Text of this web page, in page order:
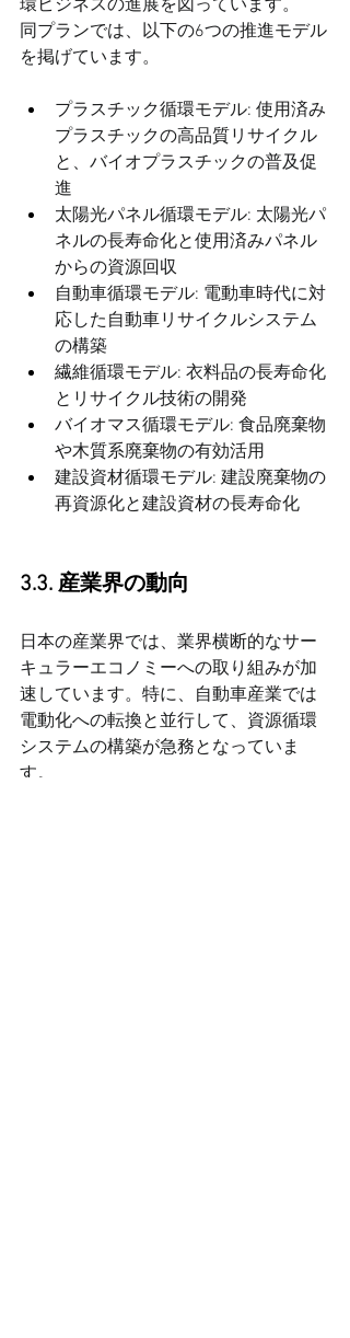
環ビジネスの進展を図っています。
同プランでは、以下の6つの推進モデル
を掲げています。
プラスチック循環モデル: 使用済み
プラスチックの高品質リサイクル
と、バイオプラスチックの普及促
進
太陽光パネル循環モデル: 太陽光パ
ネルの長寿命化と使用済みパネル
からの資源回収
自動車循環モデル: 電動車時代に対
応した自動車リサイクルシステム
の構築
繊維循環モデル: 衣料品の長寿命化
とリサイクル技術の開発
バイオマス循環モデル: 食品廃棄物
や木質系廃棄物の有効活用
建設資材循環モデル: 建設廃棄物の
再資源化と建設資材の長寿命化
3.3. 産業界の動向
日本の産業界では、業界横断的なサー
キュラーエコノミーへの取り組みが加
速しています。特に、自動車産業では
電動化への転換と並行して、資源循環
システムの構築が急務となっていま
す。